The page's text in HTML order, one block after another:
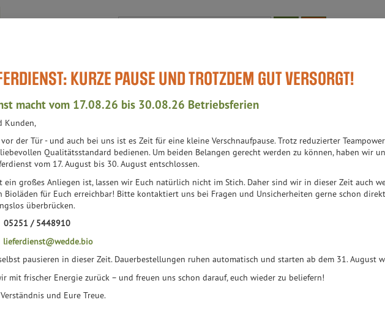
Produkt
Shop Bistros Bioläden WissensWert Aktuell-Events Teil des Teams Auch das
KURZE PAUSE UND TROTZDEM GUT VERSORGT!
macht vom 17.08.26 bis 30.08.26 Betriebsferien
Kunden,
der Tür - und auch bei uns ist es Zeit für eine kleine Verschnaufpause. Trotz reduzierter
Qualitätsstandard bedienen. Um beiden Belangen gerecht werden zu können, haben wir
vom 17. August bis 30. August entschlossen.
ein großes Anliegen ist, lassen wir Euch natürlich nicht im Stich. Daher sind wir in dieser Zeit auch
Bioläden für Euch erreichbar! Bitte kontaktiert uns bei Fragen und Unsicherheiten gerne schon
überbrücken.
/ 5448910
lieferdienst@wedde.bio
pausieren in dieser Zeit. Dauerbestellungen ruhen automatisch und starten ab dem 31. August
mit frischer Energie zurück – und freuen uns schon darauf, euch wieder zu beliefern!
und Eure Treue.
904 VON 6314
161 128
Dekorative Kosmetik Für die
14
Hersteller